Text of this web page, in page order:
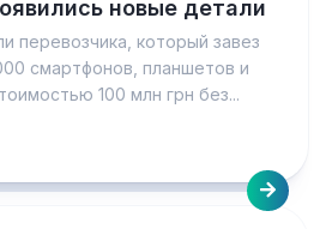
новые детали
перевозчика, который завез
смартфонов, планшетов и
100 млн грн без...